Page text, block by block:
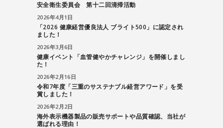
安全衛生委員会 第十二回清掃活動
2026年4月1日
「2026 健康経営優良法人 ブライト500」に認定され
ました！
2026年3月6日
健康イベント「血管健やかチャレンジ」を開催しまし
た！
2026年2月16日
令和7年度「三重のサステナブル経営アワード」を受
賞しました！
2026年2月2日
海外表示機器製品の販売サポートや品質確認、当社が
選ばれる理由！